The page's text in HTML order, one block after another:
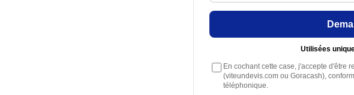
Utilisées
En cochant cette case, j'accepte d'être
(viteundevis.com ou Goracash),
téléphonique.